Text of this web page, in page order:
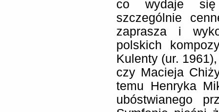
co wydaje się
szczególnie
zaprasza i
polskich
Kulenty (ur.
czy Macieja
temu Henryka
ubóstwianego